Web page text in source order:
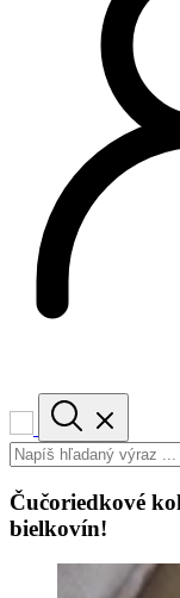
Čučoriedkové
bielkovín!